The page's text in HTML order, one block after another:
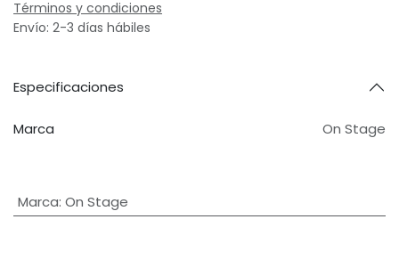
Términos y condiciones
Envío: 2-3 días hábiles
Especificaciones
Marca On Stage
Marca: On Stage